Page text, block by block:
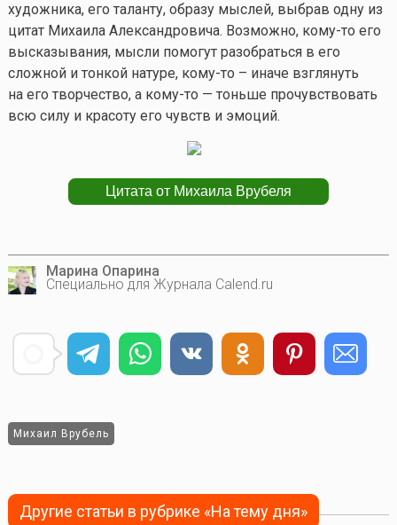
художника, его таланту, образу мыслей, выбрав одну из
цитат Михаила Александровича. Возможно, кому-то его
высказывания, мысли помогут разобраться в его
сложной и тонкой натуре, кому-то – иначе взглянуть
на его творчество, а кому-то — тоньше прочувствовать
всю силу и красоту его чувств и эмоций.
Марина Опарина
Специально для Журнала Calend.ru
Михаил Врубель
Другие статьи в рубрике «На тему дня»